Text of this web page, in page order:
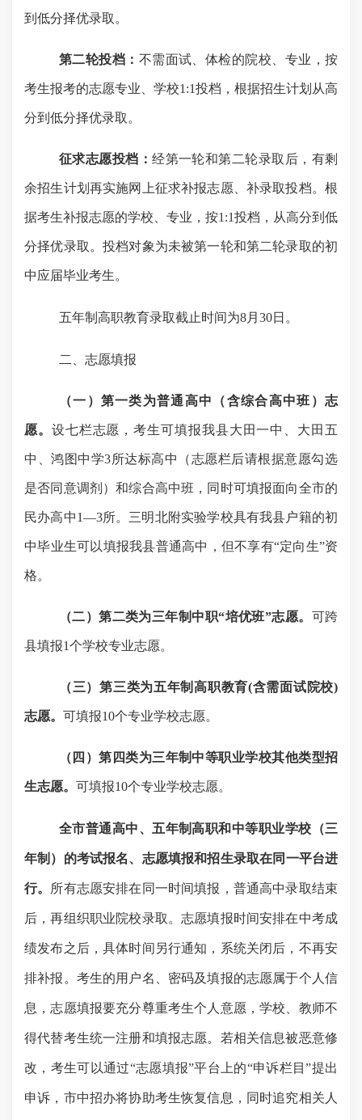
到低分择优录取。
第二轮投档： 不需面试、体检的院校、专业，按
考生报考的志愿专业、学校1:1投档，根据招生计划从高
分到低分择优录取。
征求志愿投档：经第一轮和第二轮录取后，有剩
余招生计划再实施网上征求补报志愿、补录取投档。根
据考生补报志愿的学校、专业，按1:1投档，从高分到低
分择优录取。投档对象为未被第一轮和第二轮录取的初
中应届毕业考生。
五年制高职教育录取截止时间为8月30日。
二、志愿填报
（一）第一类为普通高中 （含综合高中班）志
愿。 设七栏志愿，考生可填报我县大田一中、大田五
中、鸿图中学3所达标高中（志愿栏后请根据意愿勾选
是否同意调剂）和综合高中班，同时可填报面向全市的
民办高中1—3所。三明北附实验学校具有我县户籍的初
中毕业生可以填报我县普通高中，但不享有“定向生”资
格。
（二）第二类为三年制中职“培优班”志愿。 可跨
县填报1个学校专业志愿。
（三）第三类为五年制高职教育(含需面试院校)
志愿。 可填报10个专业学校志愿。
（ 四 ）第 四类为三年制中等职业学校其他类型招
生志愿。 可填报10个专业学校志愿。
全市普通高中、五年制高职和中等职业学校 （三
年制 ） 的考试报名、志愿填报和招生录取在同一平台进
行。 所有志愿安排在同一时间填报，普通高中录取结束
后，再组织职业院校录取。志愿填报时间安排在中考成
绩发布之后，具体时间另行通知， 系统关闭后，不再安
排补报 。考生的用户名、密码及填报的志愿属于个人信
息，志愿填报要充分尊重考生个人意愿，学校、教师不
得代替考生统一注册和填报志愿。若相关信息被恶意修
改，考生可以通过“志愿填报”平台上的“申诉栏目”提出
申诉，市中招办将协助考生恢复信息，同时追究相关人